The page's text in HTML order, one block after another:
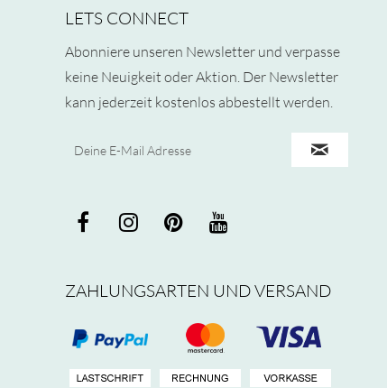
LETS CONNECT
Abonniere unseren Newsletter und verpasse
keine Neuigkeit oder Aktion. Der Newsletter
kann jederzeit kostenlos abbestellt werden.
ZAHLUNGSARTEN UND VERSAND